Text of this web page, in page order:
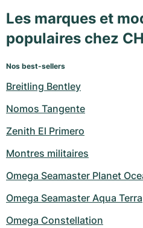
Les marques et
populaires chez
Nos best-sellers
Breitling Bentley
Nomos Tangente
Zenith El Primero
Montres militaires
Omega Seamaster Planet
Omega Seamaster Aqua Terra
Omega Constellation